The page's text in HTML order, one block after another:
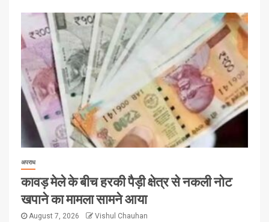
अपराध
कावड़ मेले के बीच हरकी पैड़ी क्षेत्र से नकली नोट
खपाने का मामला सामने आया
August 7, 2026 Vishul Chauhan